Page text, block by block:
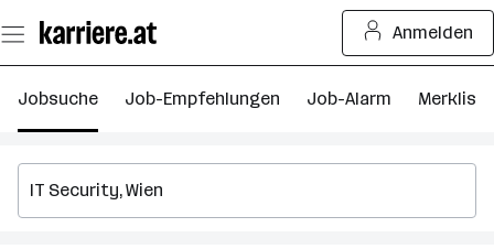
Seiteninhalt
springen
Anmelden
Jobsuche Job-Empfehlungen Job-Alarm Merkliste